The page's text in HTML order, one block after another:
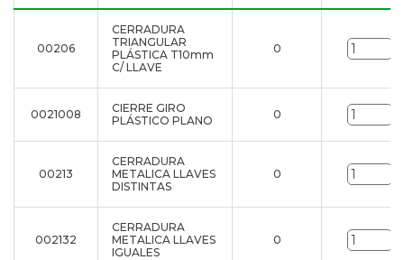
00206
CERRADURA
TRIANGULAR
PLÁSTICA T10mm
C/ LLAVE
0
0021008
CIERRE GIRO
PLÁSTICO PLANO
0
00213
CERRADURA
METALICA LLAVES
DISTINTAS
0
002132
CERRADURA
METALICA LLAVES
IGUALES
0